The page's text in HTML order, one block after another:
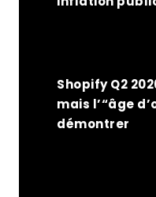
Shopify Q2
mais l’“âge
démontrer